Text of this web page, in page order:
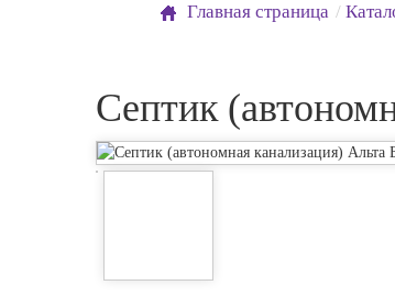
Главная страница
Септик